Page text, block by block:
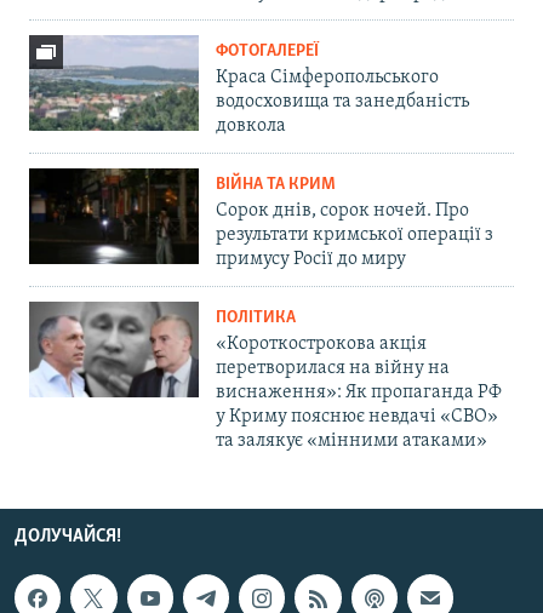
ФОТОГАЛЕРЕЇ
Краса Сімферопольського
водосховища та занедбаність
довкола
ВІЙНА ТА КРИМ
Сорок днів, сорок ночей. Про
результати кримської операції з
примусу Росії до миру
ПОЛІТИКА
«Короткострокова акція
перетворилася на війну на
виснаження»: Як пропаганда РФ
у Криму пояснює невдачі «СВО»
та залякує «мінними атаками»
ДОЛУЧАЙСЯ!